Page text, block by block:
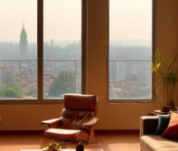
Este documento no
final. Un contrato
que da su primer